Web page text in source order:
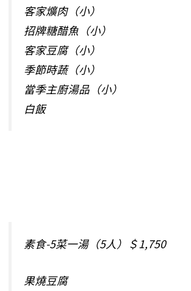
客家爌肉（小）
招牌糖醋魚（小）
客家豆腐（小）
季節時蔬（小）
當季主廚湯品（小）
白飯
素食-5菜一湯（5人）＄1,750
果燒豆腐